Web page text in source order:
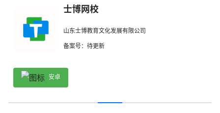
士博网校
山东士博教育文化发展有限公司
备案号：待更新
安卓